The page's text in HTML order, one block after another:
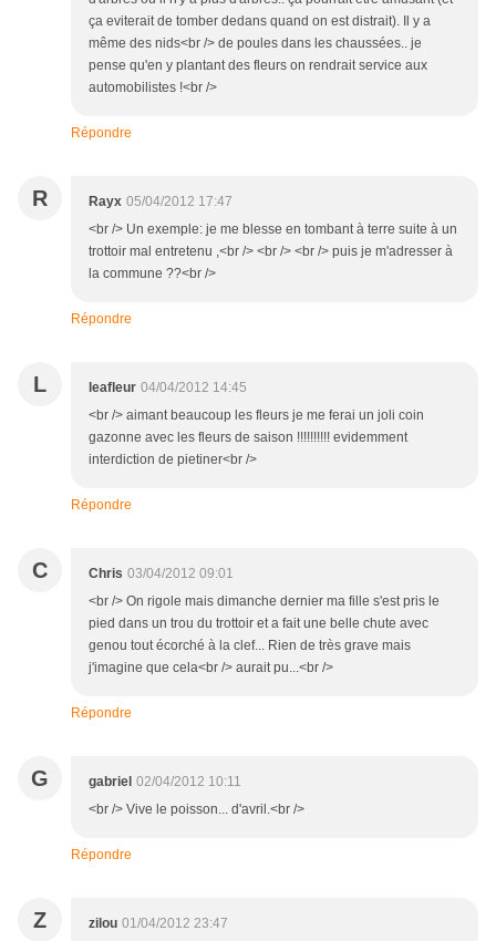
ça eviterait de tomber dedans quand on est distrait). Il y a
même des nids<br /> de poules dans les chaussées.. je
pense qu'en y plantant des fleurs on rendrait service aux
automobilistes !<br />
Répondre
R Rayx 05/04/2012 17:47
<br /> Un exemple: je me blesse en tombant à terre suite à un
trottoir mal entretenu ,<br /> <br /> <br /> puis je m'adresser à
la commune ??<br />
Répondre
L leafleur 04/04/2012 14:45
<br /> aimant beaucoup les fleurs je me ferai un joli coin
gazonne avec les fleurs de saison !!!!!!!!!! evidemment
interdiction de pietiner<br />
Répondre
C Chris 03/04/2012 09:01
<br /> On rigole mais dimanche dernier ma fille s'est pris le
pied dans un trou du trottoir et a fait une belle chute avec
genou tout écorché à la clef... Rien de très grave mais
j'imagine que cela<br /> aurait pu...<br />
Répondre
G gabriel 02/04/2012 10:11
<br /> Vive le poisson... d'avril.<br />
Répondre
Z zilou 01/04/2012 23:47